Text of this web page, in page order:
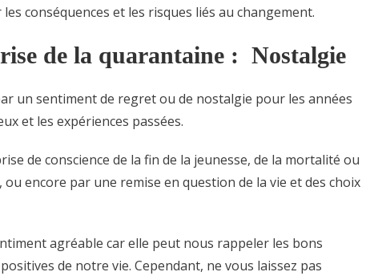
conséquences et les risques liés au changement.
de la quarantaine : Nostalgie
un sentiment de regret ou de nostalgie pour les années
et les expériences passées.
de conscience de la fin de la jeunesse, de la mortalité ou
encore par une remise en question de la vie et des choix
agréable car elle peut nous rappeler les bons
de notre vie. Cependant, ne vous laissez pas